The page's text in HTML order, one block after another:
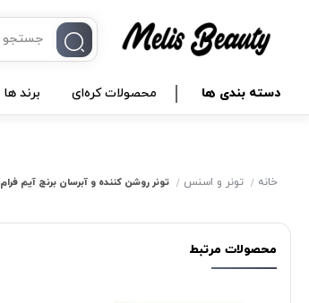
دسته بندی ها محصولات کره‌ای برند ها
خانه تونر و اسنس تونر روشن کننده و آبرسان برنج آیم فرام Im From
محصولات مرتبط